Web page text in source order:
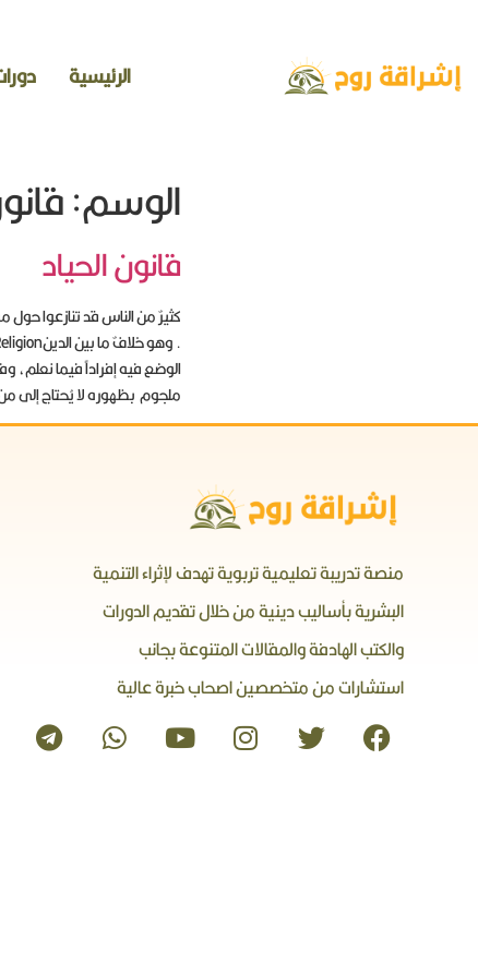
الرئيسية
الوسم:
قانون الحياد
كثيرٌ من الناس قد تنازعوا حول
الوضع فيه إفراداً فيما نعلم،
ملجوم بظهوره لا يُحتاج إلى
منصة تدريبة تعليمية تربوية تهدف لإثراء التنمية
البشرية بأساليب دينية من خلال تقديم الدورات
والكتب الهادفة والمقالات المتنوعة بجانب
استشارات من متخصصين اصحاب خبرة عالية